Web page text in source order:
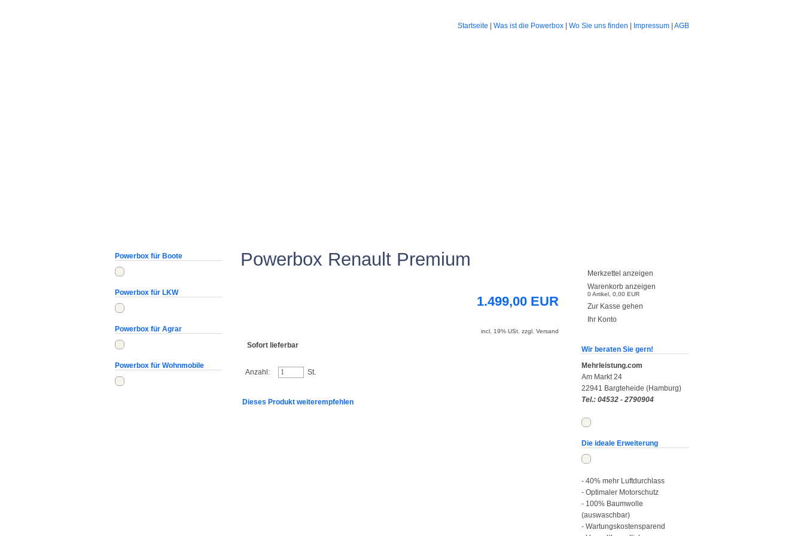
Startseite Was ist die Powerbox Wo Sie uns finden Impressum AGB
Powerbox für Boote
Powerbox für LKW
Powerbox für Agrar
Powerbox für Wohnmobile
Powerbox Renault Premium
1.499,00 EUR
incl. 19% USt. zzgl. Versand
Sofort lieferbar
Anzahl: St.
Dieses Produkt weiterempfehlen
Merkzettel anzeigen
Warenkorb anzeigen
0Artikel, 0,00 EUR
Zur Kasse gehen
Ihr Konto
Wir beraten Sie gern!
Mehrleistung.com
Am Markt 24
22941 Bargteheide (Hamburg)
Tel.: 04532 - 2790904
Die ideale Erweiterung
- 40% mehr Luftdurchlass
- Optimaler Motorschutz
- 100% Baumwolle
(auswaschbar)
- Wartungskostensparend